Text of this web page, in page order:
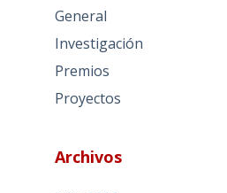
General
Investigación
Premios
Proyectos
Archivos